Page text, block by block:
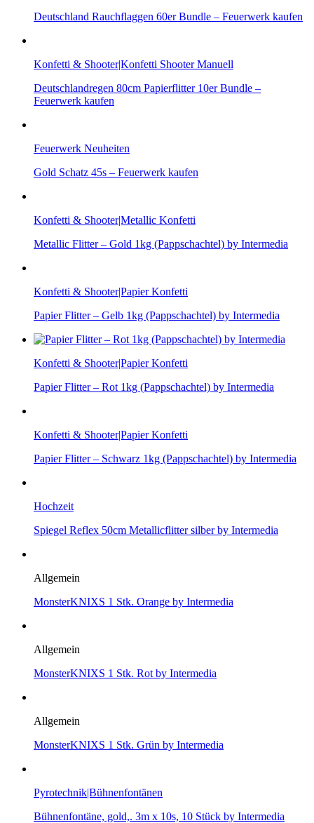
Deutschland Rauchflaggen 60er Bundle – Feuerwerk kaufen
Konfetti & Shooter|Konfetti Shooter Manuell
Deutschlandregen 80cm Papierflitter 10er Bundle –
Feuerwerk kaufen
Feuerwerk Neuheiten
Gold Schatz 45s – Feuerwerk kaufen
Konfetti & Shooter|Metallic Konfetti
Metallic Flitter – Gold 1kg (Pappschachtel) by Intermedia
Konfetti & Shooter|Papier Konfetti
Papier Flitter – Gelb 1kg (Pappschachtel) by Intermedia
Konfetti & Shooter|Papier Konfetti
Papier Flitter – Rot 1kg (Pappschachtel) by Intermedia
Konfetti & Shooter|Papier Konfetti
Papier Flitter – Schwarz 1kg (Pappschachtel) by Intermedia
Hochzeit
Spiegel Reflex 50cm Metallicflitter silber by Intermedia
Allgemein
MonsterKNIXS 1 Stk. Orange by Intermedia
Allgemein
MonsterKNIXS 1 Stk. Rot by Intermedia
Allgemein
MonsterKNIXS 1 Stk. Grün by Intermedia
Pyrotechnik|Bühnenfontänen
Bühnenfontäne, gold,. 3m x 10s, 10 Stück by Intermedia